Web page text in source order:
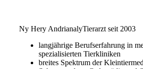
Ny Hery AndrianalyTierarzt seit 2003
langjährige Berufserfahrung in
spezialisierten Tierkliniken
breites Spektrum der